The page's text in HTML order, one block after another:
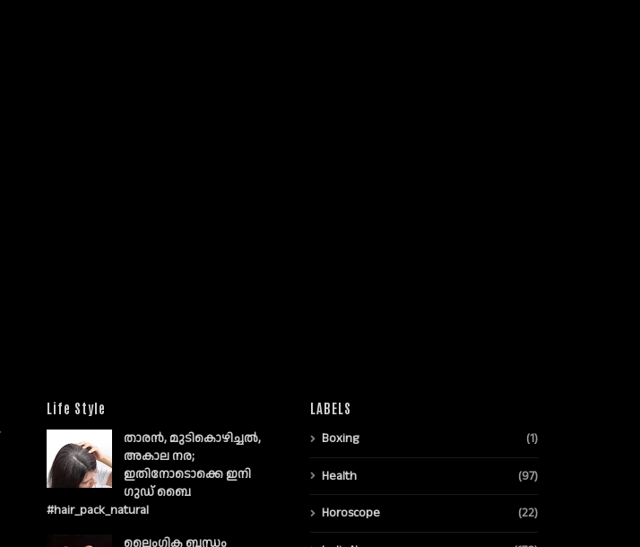
Life Style
താരൻ, മുടികൊഴിച്ചൽ,
അകാല നര;
ഇതിനോടൊക്കെ ഇനി
ഗുഡ് ബൈ
#hair_pack_natural
ലൈംഗിക ബന്ധം
LABELS
Boxing (1)
Health (97)
Horoscope (22)